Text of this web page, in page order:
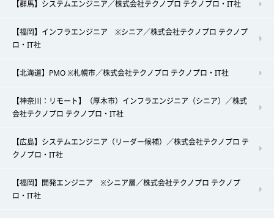
【群馬】システムエンジニア／株式会社テクノプロ テクノプロ・IT社
【福岡】インフラエンジニア ※シニア／株式会社テクノプロ テクノプ
ロ・IT社
【北海道】PMO ※札幌市／株式会社テクノプロ テクノプロ・IT社
【神奈川：リモート】（厚木市）インフラエンジニア（シニア）／株式
会社テクノプロ テクノプロ・IT社
【広島】システムエンジニア（リーダー候補）／株式会社テクノプロ テ
クノプロ・IT社
【福岡】開発エンジニア ※シニア層／株式会社テクノプロ テクノプ
ロ・IT社